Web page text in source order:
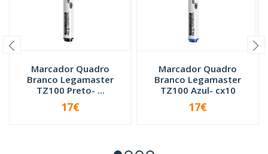
Marcador Quadro
Branco Legamaster
TZ100 Preto- ...
+
17€
Marcador Quadro
Branco Legamaster
TZ100 Azul- cx10
+
17€